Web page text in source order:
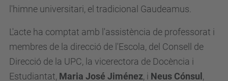
l'himne universitari, el tradicional Gaudeamus.
L'acte ha comptat amb l'assistència de professorat i
membres de la direcció de l'Escola, del Consell de
Direcció de la UPC, la vicerectora de Docència i
Estudiantat, Maria José Jiménez, i Neus Cónsul ,